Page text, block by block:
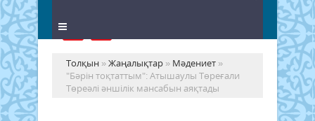
Толқын »Жаңалықтар » Мәдениет »
"Бәрін тоқтаттым": Атышаулы Төреғали
Төреәлі әншілік мансабын аяқтады